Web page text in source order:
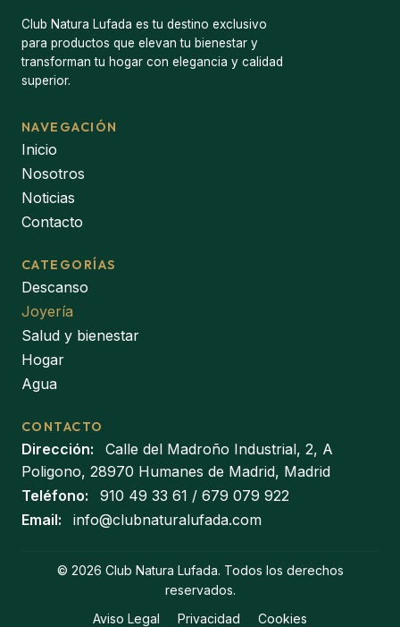
Club Natura Lufada es tu destino exclusivo
para productos que elevan tu bienestar y
transforman tu hogar con elegancia y calidad
superior.
NAVEGACIÓN
Inicio
Nosotros
Noticias
Contacto
CATEGORÍAS
Descanso
Joyería
Salud y bienestar
Hogar
Agua
CONTACTO
Dirección:
Calle del Madroño Industrial, 2, A
Poligono, 28970 Humanes de Madrid, Madrid
Teléfono:
910 49 33 61 / 679 079 922
Email:
info@clubnaturalufada.com
© 2026 Club Natura Lufada. Todos los derechos
reservados.
Aviso Legal
Privacidad Cookies